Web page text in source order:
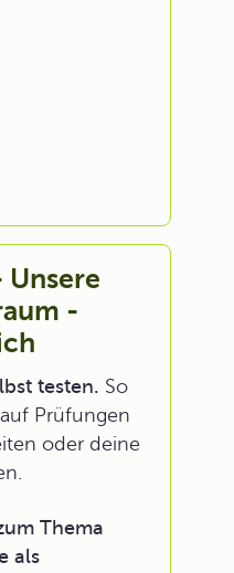
Unsere
-
testen. So
Prüfungen
oder deine
Thema
als